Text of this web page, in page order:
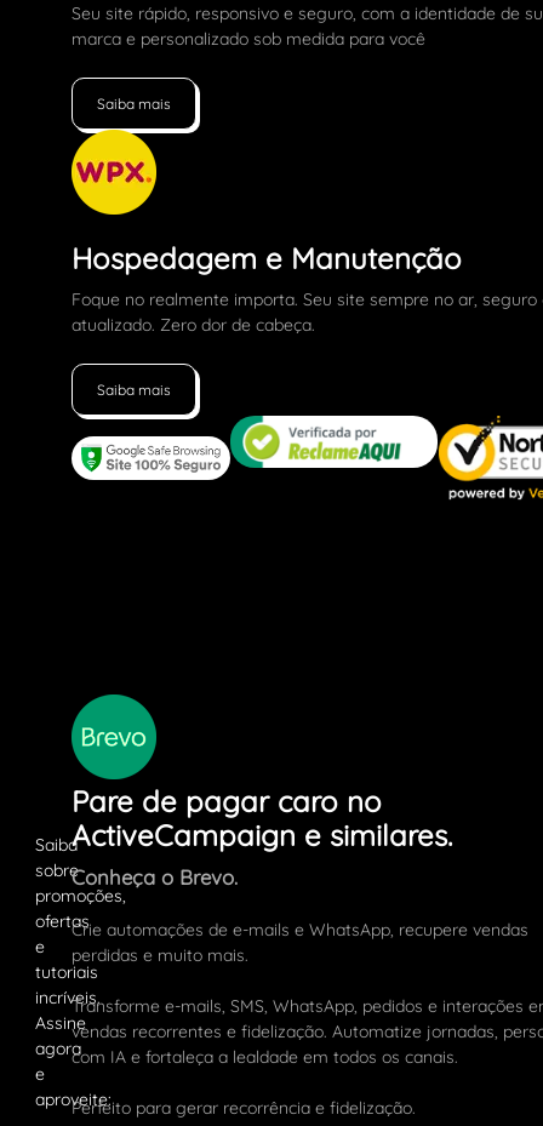
Seu site rápido, responsivo e seguro, com a identidade de
marca e personalizado sob medida para você
Saiba mais
Hospedagem e Manutenção
Foque no realmente importa. Seu site sempre no ar, seguro
atualizado. Zero dor de cabeça.
Saiba mais
Pare de pagar caro no
ActiveCampaign e similares.
Conheça o Brevo.
Crie automações de e-mails e WhatsApp, recupere vendas
perdidas e muito mais.
Transforme e-mails, SMS, WhatsApp, pedidos e interações
vendas recorrentes e fidelização. Automatize jornadas,
com IA e fortaleça a lealdade em todos os canais.
Perfeito para gerar recorrência e fidelização.